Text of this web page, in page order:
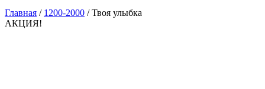
Главная / 1200-2000 / Твоя улыбка
АКЦИЯ!